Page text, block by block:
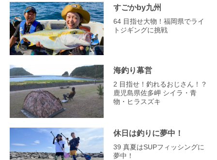
すごかby九州
64 目指せ大物！福岡県でライ
トジギングに挑戦
海釣り幕営
2 目指せ！釣れるおじさん！？
鹿児島県佐多岬 シイラ・青
物・ヒラスズキ
休日は釣りに夢中！
39 真夏はSUPフィッシングに
夢中！